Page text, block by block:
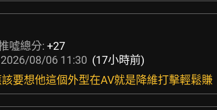
噓總分: +27
2026/08/06 11:30 (17小時前)
該要想他這個外型在AV就是降維打擊輕鬆賺